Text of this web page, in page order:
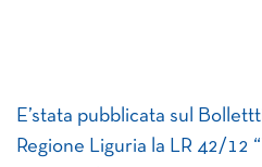
E’stata pubblicata sul
Regione Liguria la LR 42/12